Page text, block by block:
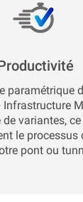
paramétrique
Infrastructure
de variantes,
le processus
pont ou